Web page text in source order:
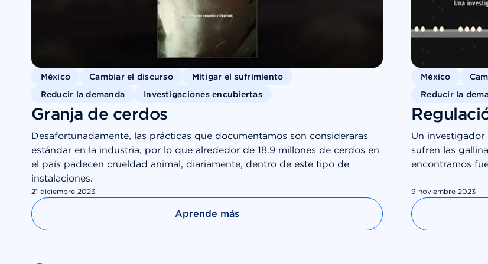
México Cambiar el discurso
Mitigar el sufrimiento
Reducir la demanda
Investigaciones encubiertas
Granja de cerdos
Desafortunadamente, las prácticas que documentamos son consideraras
estándar en la industria, por lo que alrededor de 18.9 millones de cerdos en
el país padecen crueldad animal, diariamente, dentro de este tipo de
instalaciones.
21 diciembre 2023
Aprende más
México
Reducir la
Un
sufren las
encontramos
9 noviembre 2023